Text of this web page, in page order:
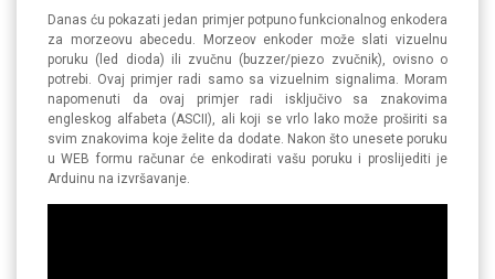
Danas ću pokazati jedan primjer potpuno funkcionalnog enkodera
za morzeovu abecedu. Morzeov enkoder može slati vizuelnu
poruku (led dioda) ili zvučnu (buzzer/piezo zvučnik), ovisno o
potrebi. Ovaj primjer radi samo sa vizuelnim signalima. Moram
napomenuti da ovaj primjer radi isključivo sa znakovima
engleskog alfabeta (ASCII), ali koji se vrlo lako može proširiti sa
svim znakovima koje želite da dodate. Nakon što unesete poruku
u WEB formu računar će enkodirati vašu poruku i proslijediti je
Arduinu na izvršavanje.